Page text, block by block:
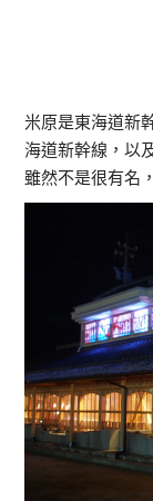
米原是東海道新
海道新幹線，以
雖然不是很有名